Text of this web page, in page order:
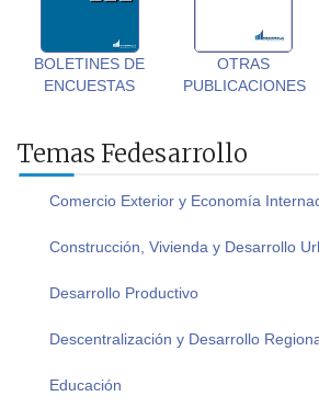
BOLETINES DE
ENCUESTAS
OTRAS
PUBLICACIONES
Temas Fedesarrollo
Comercio Exterior y Economía
Construcción, Vivienda y Desarrollo
Desarrollo Productivo
Descentralización y Desarrollo
Educación